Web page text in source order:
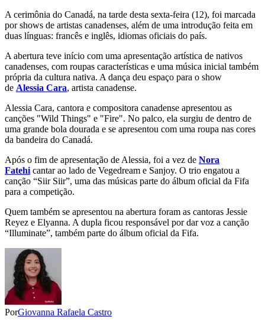
A cerimônia do Canadá, na tarde desta sexta-feira (12), foi marcada
por shows de artistas canadenses, além de uma introdução feita em
duas línguas: francês e inglês, idiomas oficiais do país.
A abertura teve início com uma apresentação artística de nativos
canadenses, com roupas características e uma música inicial também
própria da cultura nativa. A dança deu espaço para o show
de Alessia Cara, artista canadense.
Alessia Cara, cantora e compositora canadense apresentou as
canções "Wild Things" e "Fire". No palco, ela surgiu de dentro de
uma grande bola dourada e se apresentou com uma roupa nas cores
da bandeira do Canadá.
Após o fim de apresentação de Alessia, foi a vez de Nora
Fatehi cantar ao lado de Vegedream e Sanjoy. O trio engatou a
canção “Siir Siir”, uma das músicas parte do álbum oficial da Fifa
para a competição.
Quem também se apresentou na abertura foram as cantoras Jessie
Reyez e Elyanna. A dupla ficou responsável por dar voz a canção
“Illuminate”, também parte do álbum oficial da Fifa.
PorGiovanna Rafaela Castro